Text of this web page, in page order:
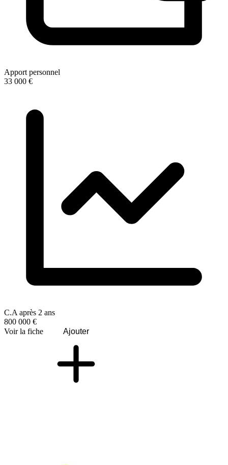
Apport personnel
33 000 €
C.A après 2 ans
800 000 €
Voir la fiche
Ajouter